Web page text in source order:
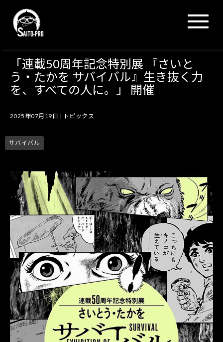
N
a
t
i
「連載50周年記念特別展 『さいと
う・たかを サバイバル』生き抜く力
を、すべての人に。」 開催
2025年07月19日 | トピックス
サバイバル